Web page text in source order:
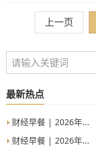
上一页
最新热点
财经早餐 | 2026年...
财经早餐 | 2026年...